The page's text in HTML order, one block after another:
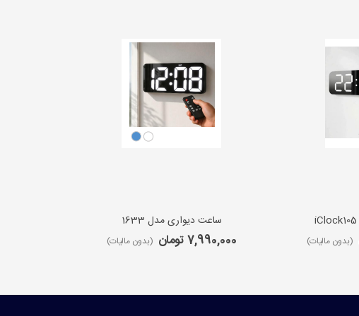
(بدون مالیات)
ساعت دیواری مدل 1633
7,990,000 تومان (بدون مالیات)